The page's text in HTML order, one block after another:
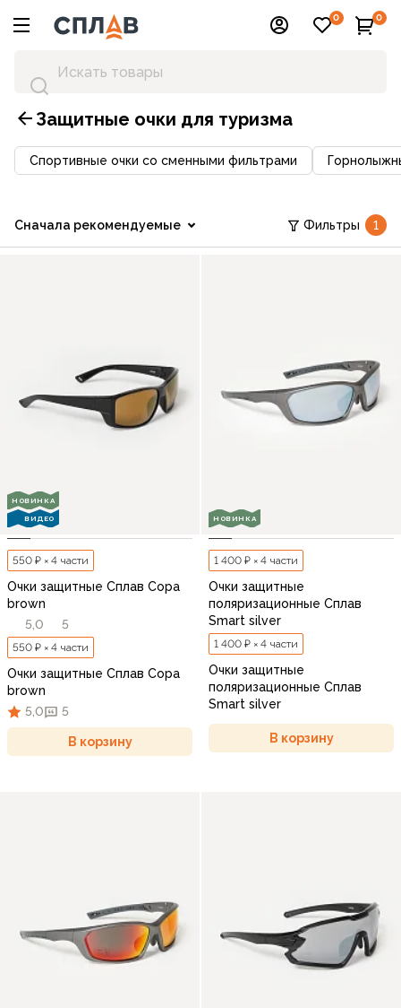
0 0
Защитные очки для туризма
Спортивные очки со сменными фильтрами
Сначала рекомендуемые Фильтры 1
НОВИНКА
ВИДЕО
550 ₽ × 4 части
Очки защитные Сплав Copa
brown
5,0
5
550 ₽ × 4 части
Очки защитные Сплав Copa
brown
5,0
5
В корзину
НОВИНКА
1 400 ₽ × 4 части
Очки защитные
поляризационные Сплав
Smart silver
1 400 ₽ × 4 части
Очки защитные
поляризационные Сплав
Smart silver
В корзину